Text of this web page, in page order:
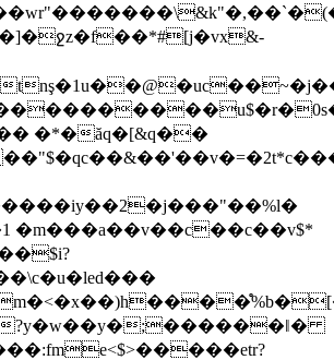
�*�ăq�[&q��
�m���a��v��c��c��v$*
?y�w��y�;������ǁ�